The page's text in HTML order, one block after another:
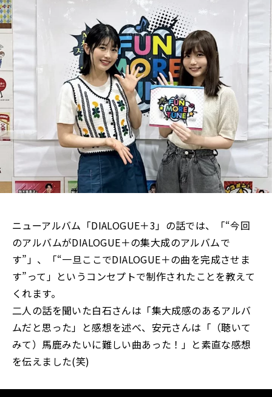
ニューアルバム「DIALOGUE＋3」の話では、「“今回
のアルバムがDIALOGUE＋の集大成のアルバムで
す”」、「“一旦ここでDIALOGUE＋の曲を完成させま
す”って」というコンセプトで制作されたことを教えて
くれます。
二人の話を聞いた白石さんは「集大成感のあるアルバ
ムだと思った」と感想を述べ、安元さんは「（聴いて
みて）馬鹿みたいに難しい曲あった！」と素直な感想
を伝えました(笑)